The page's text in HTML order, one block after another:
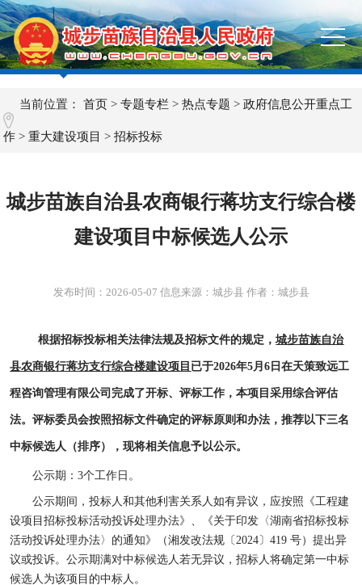
当前位置：首页 >专题专栏 >热点专题 >政府信息公开重点工
作 >重大建设项目 >招标投标
城步苗族自治县农商银行蒋坊支行综合楼
建设项目中标候选人公示
发布时间： 2026-05-07 信息来源：城步县 作者：城步县
根据招标投标相关法律法规及招标文件的规定，城步苗族自治
县农商银行蒋坊支行综合楼建设项目 已于2026年5月6日在天策致远工
程咨询管理有限公司完成了开标、评标工作，本项目采用综合评估
法。评标委员会按照招标文件确定的评标原则和办法，推荐以下三名
中标候选人（排序），现将相关信息予以公示。
公示期：3个工作日。
公示期间，投标人和其他利害关系人如有异议，应按照《工程建
设项目招标投标活动投诉处理办法》、《关于印发〈湖南省招标投标
活动投诉处理办法〉的通知》（湘发改法规〔2024〕419 号）提出异
议或投诉。公示期满对中标候选人若无异议，招标人将确定第一中标
候选人为该项目的中标人。